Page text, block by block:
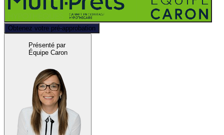
Obtenez votre pré-approbation
Présenté par
Équipe Caron